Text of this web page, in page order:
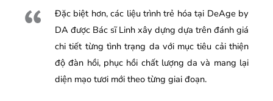
Đặc biệt hơn, các liệu trình trẻ hóa tại DeAge by
DA được Bác sĩ Linh xây dựng dựa trên đánh giá
chi tiết từng tình trạng da với mục tiêu cải thiện
độ đàn hồi, phục hồi chất lượng da và mang lại
diện mạo tươi mới theo từng giai đoạn.